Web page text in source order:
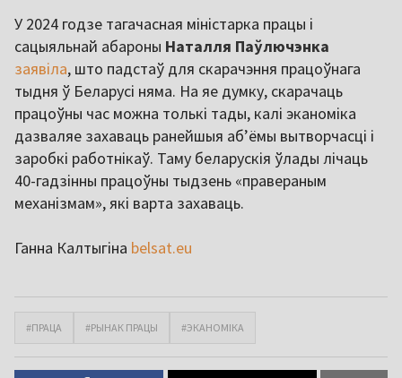
У 2024 годзе тагачасная міністарка працы і
сацыяльнай абароны Наталля Паўлючэнка
заявіла, што падстаў для скарачэння працоўнага
тыдня ў Беларусі няма. На яе думку, скарачаць
працоўны час можна толькі тады, калі эканоміка
дазваляе захаваць ранейшыя абʼёмы вытворчасці і
заробкі работнікаў. Таму беларускія ўлады лічаць
40-гадзінны працоўны тыдзень «правераным
механізмам», які варта захаваць.
Ганна Калтыгіна belsat.eu
#ПРАЦА #РЫНАК ПРАЦЫ #ЭКАНОМІКА